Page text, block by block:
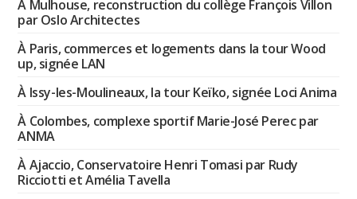
À Mulhouse, reconstruction du collège François Villon
par Oslo Architectes
À Paris, commerces et logements dans la tour Wood
up, signée LAN
À Issy-les-Moulineaux, la tour Keïko, signée Loci Anima
À Colombes, complexe sportif Marie-José Perec par
ANMA
À Ajaccio, Conservatoire Henri Tomasi par Rudy
Ricciotti et Amélia Tavella